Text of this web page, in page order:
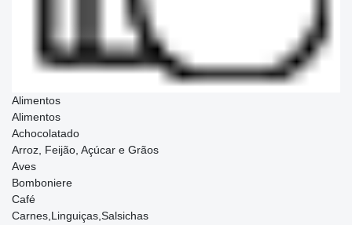
Alimentos
Alimentos
Achocolatado
Arroz, Feijão, Açúcar e Grãos
Aves
Bomboniere
Café
Carnes,Linguiças,Salsichas